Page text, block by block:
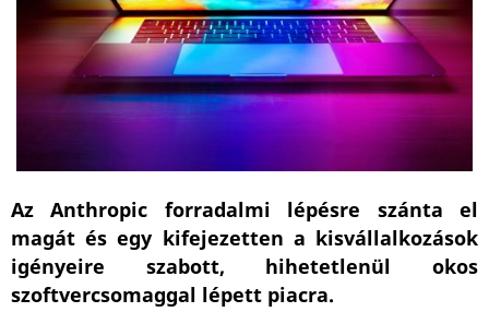
Az Anthropic forradalmi lépésre szánta el
magát és egy kifejezetten a kisvállalkozások
igényeire szabott, hihetetlenül okos
szoftvercsomaggal lépett piacra.